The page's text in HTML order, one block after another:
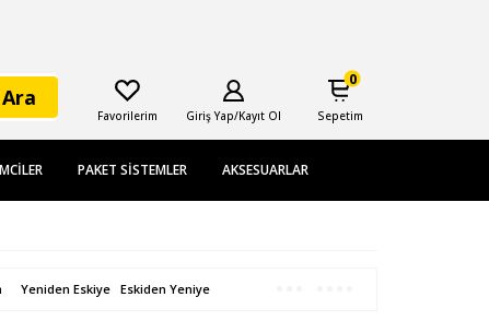
Ara
Favorilerim Giriş Yap/Kayıt Ol
0
Sepetim
PAKET SISTEMLER AKSESUARLAR
Yeniden Eskiye Eskiden Yeniye